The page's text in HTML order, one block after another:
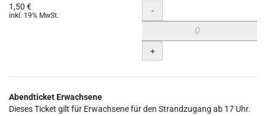
1,50 €
inkl. 19% MwSt. Menge
-
+
Abendticket Erwachsene
Dieses Ticket gilt für Erwachsene für den Strandzugang ab 17 Uhr.